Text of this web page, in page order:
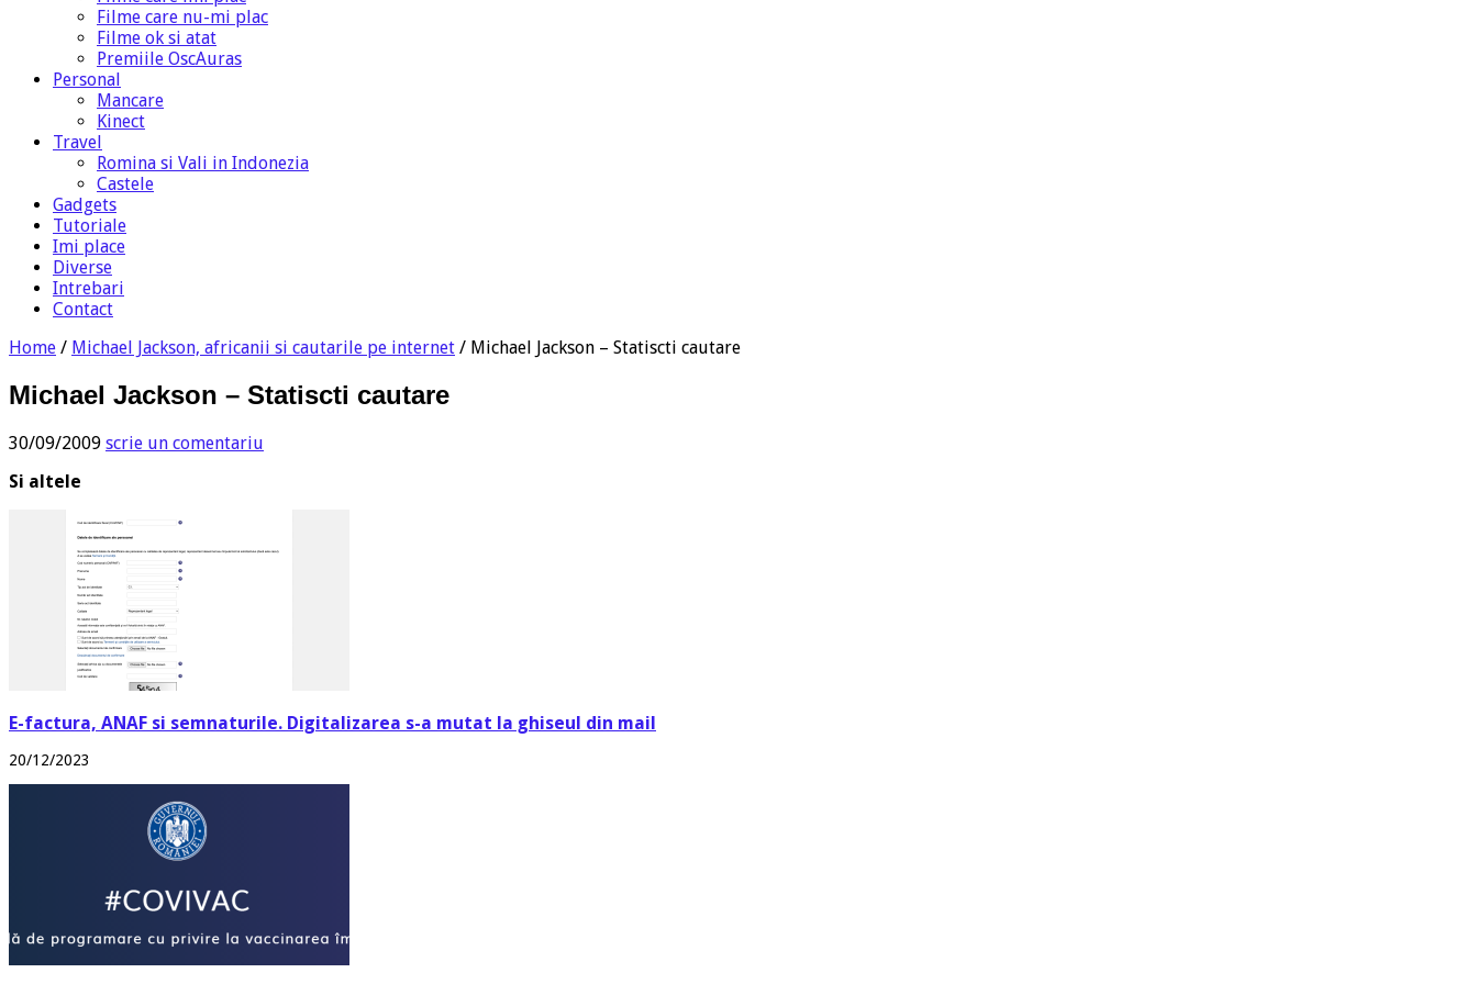
Filme care nu-mi plac
Filme ok si atat
Premiile OscAuras
Personal
Mancare
Kinect
Travel
Romina si Vali in Indonezia
Castele
Gadgets
Tutoriale
Imi place
Diverse
Intrebari
Contact
Home / Michael Jackson, africanii si cautarile pe internet / Michael Jackson – Statiscti cautare
Michael Jackson – Statiscti cautare
30/09/2009 scrie un comentariu
Si altele
E-factura, ANAF si semnaturile. Digitalizarea s-a mutat la ghiseul din mail
20/12/2023